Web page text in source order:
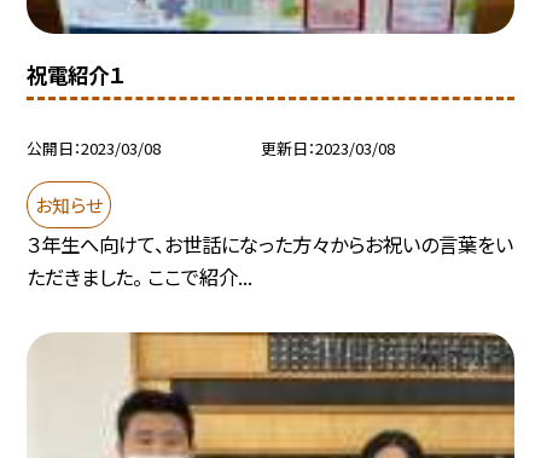
祝電紹介１
公開日 2023/03/08 更新日 2023/03/08
お知らせ
３年生へ向けて、お世話になった方々からお祝いの言葉をい
ただきました。 ここで紹介...